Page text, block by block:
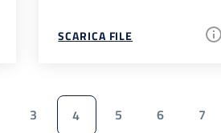
SCARICA FILE
3 4 5 6 7